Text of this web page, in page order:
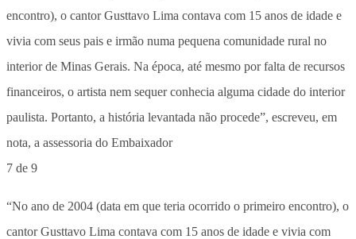
7 de 9
“No ano de 2004 (data em que teria ocorrido o primeiro encontro), o
cantor Gusttavo Lima contava com 15 anos de idade e vivia com